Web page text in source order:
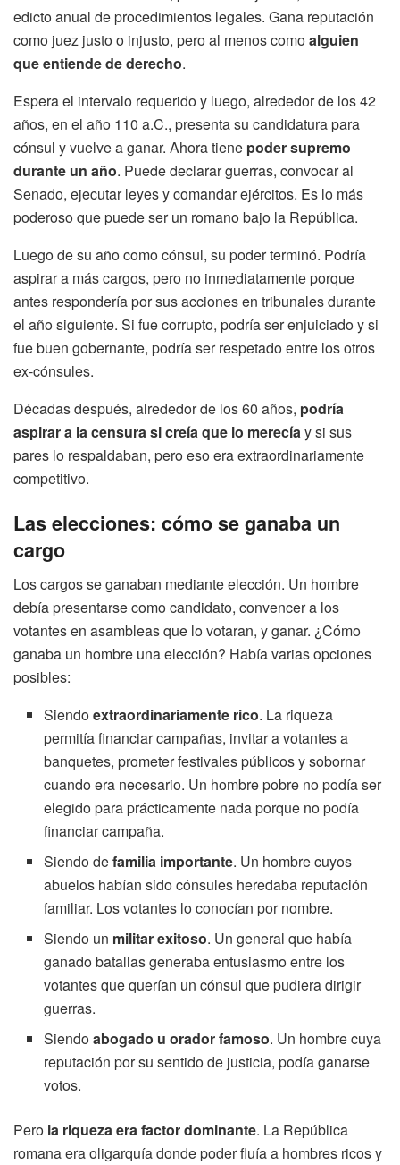
edicto anual de procedimientos legales. Gana reputación
como juez justo o injusto, pero al menos comoalguien
que entiende de derecho.
Espera el intervalo requerido y luego, alrededor de los 42
años, en el año 110 a.C., presenta su candidatura para
cónsul y vuelve a ganar. Ahora tiene poder supremo
durante un año. Puede declarar guerras, convocar al
Senado, ejecutar leyes y comandar ejércitos. Es lo más
poderoso que puede ser un romano bajo la República.
Luego de su año como cónsul, su poder terminó. Podría
aspirar a más cargos, pero no inmediatamente porque
antes respondería por sus acciones en tribunales durante
el año siguiente. Si fue corrupto, podría ser enjuiciado y si
fue buen gobernante, podría ser respetado entre los otros
ex-cónsules.
Décadas después, alrededor de los 60 años, podría
aspirar a la censura si creía que lo merecíay si sus
pares lo respaldaban, pero eso era extraordinariamente
competitivo.
Las elecciones: cómo se ganaba un
cargo
Los cargos se ganaban mediante elección. Un hombre
debía presentarse como candidato, convencer a los
votantes en asambleas que lo votaran, y ganar. ¿Cómo
ganaba un hombre una elección? Había varias opciones
posibles:
Siendoextraordinariamente rico. La riqueza
permitía financiar campañas, invitar a votantes a
banquetes, prometer festivales públicos y sobornar
cuando era necesario. Un hombre pobre no podía ser
elegido para prácticamente nada porque no podía
financiar campaña.
Siendo defamilia importante. Un hombre cuyos
abuelos habían sido cónsules heredaba reputación
familiar. Los votantes lo conocían por nombre.
Siendo un militar exitoso. Un general que había
ganado batallas generaba entusiasmo entre los
votantes que querían un cónsul que pudiera dirigir
guerras.
Siendoabogado u orador famoso. Un hombre cuya
reputación por su sentido de justicia, podía ganarse
votos.
Pero la riqueza era factor dominante. La República
romana era oligarquía donde poder fluía a hombres ricos y